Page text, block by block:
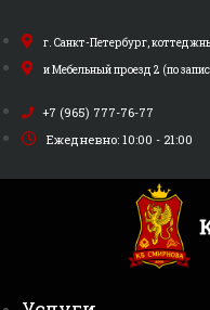
к
содержимому
г. Санкт-Петербург,
и Мебельный проезд 2 (по
+7 (965) 777-76-77
Ежедневно: 10:00 - 21:00